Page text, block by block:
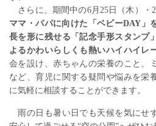
さらに、期間中の6月 25日（木）・
ママ・パパに向けた「ベビーDAY 」
長を形に残せる「記念手形スタンプ
よるかわいらしくも熱いハイハイレ
会を設け、赤ちゃんの栄養のこと、
など、育児に関する疑問や悩みを栄
に気軽に相談することができます。
雨の日も暑い日でも天候を気にせ